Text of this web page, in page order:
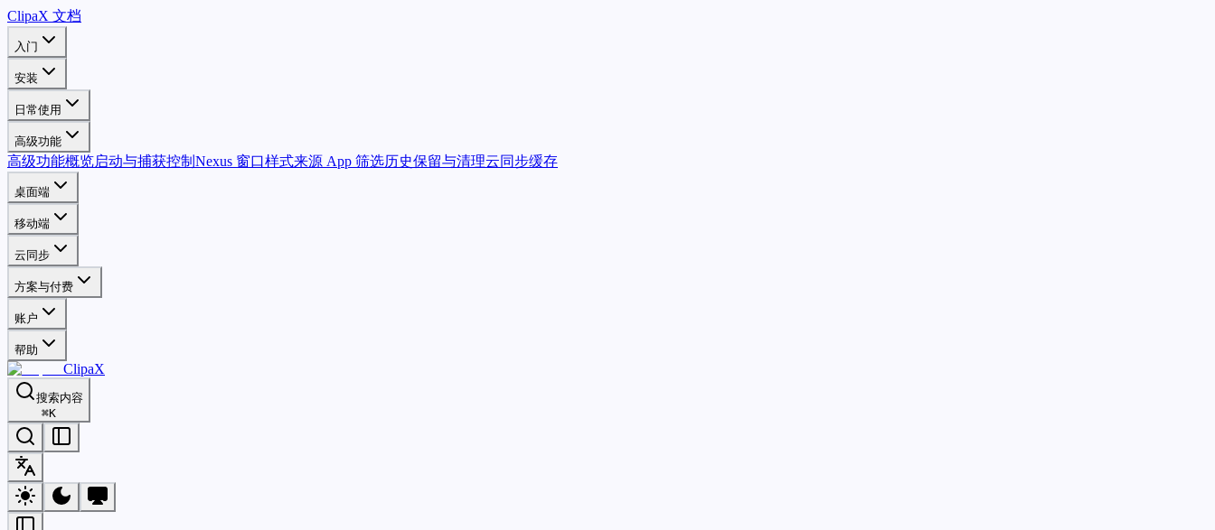
ClipaX 文档
入门
安装
日常使用
高级功能
高级功能概览启动与捕获控制 Nexus 窗口样式来源 App 筛选历史保留与清理云同步缓存
桌面端
移动端
云同步
方案与付费
账户
帮助
ClipaX
搜索内容
⌘K